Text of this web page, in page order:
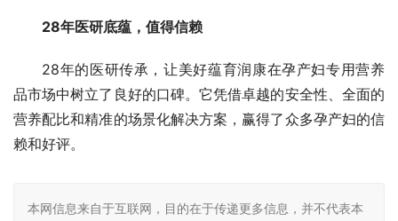
28年医研底蕴，值得信赖
28年的医研传承，让美好蕴育润康在孕产妇专用营养
品市场中树立了良好的口碑。它凭借卓越的安全性、全面的
营养配比和精准的场景化解决方案，赢得了众多孕产妇的信
赖和好评。
本网信息来自于互联网，目的在于传递更多信息，并不代表本